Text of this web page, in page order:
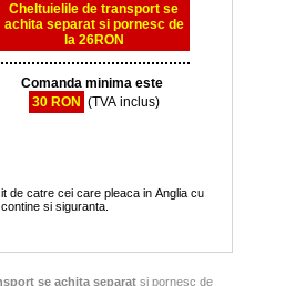
Cheltuielile de transport se
achita separat si pornesc de
la 26RON
Comanda minima este
30 RON (TVA inclus)
de catre cei care pleaca in Anglia cu
si siguranta.
se achita separat si pornesc de